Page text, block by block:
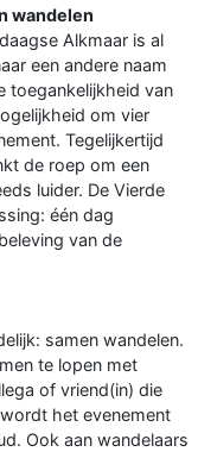
wandelen
Alkmaar is al
een andere naam
toegankelijkheid van
om vier
Tegelijkertijd
de roep om een
luider. De Vierde
één dag
van de
samen wandelen.
te lopen met
of vriend(in) die
het evenement
Ook aan wandelaars